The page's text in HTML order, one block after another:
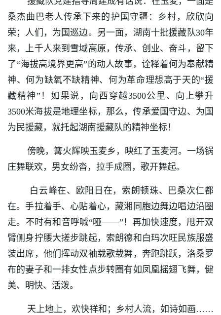
桑杰曲巴老人传承下来的护国守疆：乡村，欣欣向
荣；人们，为国巡边。另一面，湖南十批援藏队30年
来，上千人来到雪域高原，传承、创业、奋斗，留下
了“海拔高境界更高”的动人故事，诠释着何为奉献精
神、何为缺氧不缺精神、何为革命理想高于天的“援
藏精神”！如果说，向西穿越3500公里、向上攀升
3500米海拔是地理坐标，那么，传承爱国守边、为国
为民援藏，就托起湖南援藏队的精神坐标！
傍晚，篝火辉映玉麦乡，映红了玉麦河。一场锅
庄舞联欢，男女纷沓，拉手成圈，歌开舞起。
白云峰在、欧阳日在，索朗顿珠、巴桑次仁都
在。手拉着手、心贴着心，藏湘同胞边舞边唱边沿圈
走。不时有和音呼喊“哑——”！再加快速度，甩开双
臂侧身拧腰大搓步跳起，索朗德和白玛次旺民族服盛
装出席，他们挥动双袖载歌载舞，奔跑跳跃，洛桑罗
布的妻子和一排女性点步转圈有如凤凰摇翅飞舞，健
美、明快、活泼。
天上地上，欢快祥和；乡村人流，如诗如画……